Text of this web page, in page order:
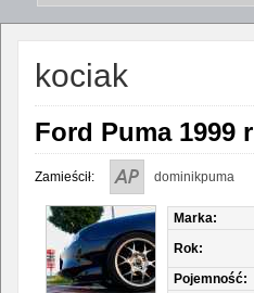
kociak
Ford Puma 1999 r
Zamieścił: dominikpuma
Marka:
Rok:
Pojemność: